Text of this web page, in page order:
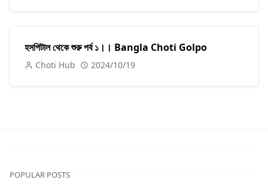
হসপিটাল থেকে শুরু পর্ব ১।। Bangla Choti Golpo
Choti Hub 2024/10/19
POPULAR POSTS